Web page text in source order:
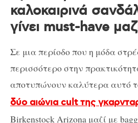
καλοκαιρινά
γίνει must-have
Σε μια περίοδο που η μόδα
περισσότερο στην
αποτυπώνουν καλύτερα αυτό
δύο αιώνια cult της
Birkenstock Arizona μαζί με